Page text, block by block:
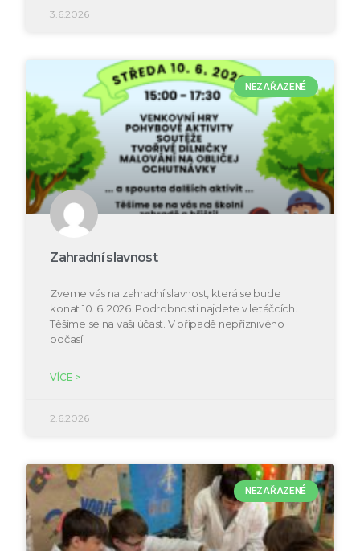
3.6.2026
NEZAŘAZENÉ
Zahradní slavnost
Zveme vás na zahradní slavnost, která se bude
konat 10. 6. 2026. Podrobnosti najdete v letáčcích.
Těšíme se na vaši účast. V případě nepříznivého
počasí
VÍCE >
2.6.2026
NEZAŘAZENÉ